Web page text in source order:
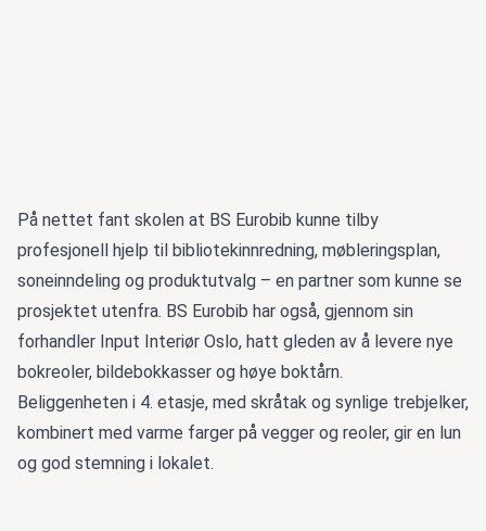
På nettet fant skolen at BS Eurobib kunne tilby
profesjonell hjelp til bibliotekinnredning, møbleringsplan,
soneinndeling og produktutvalg – en partner som kunne se
prosjektet utenfra. BS Eurobib har også, gjennom sin
forhandler Input Interiør Oslo, hatt gleden av å levere nye
bokreoler, bildebokkasser og høye boktårn.
Beliggenheten i 4. etasje, med skråtak og synlige trebjelker,
kombinert med varme farger på vegger og reoler, gir en lun
og god stemning i lokalet.